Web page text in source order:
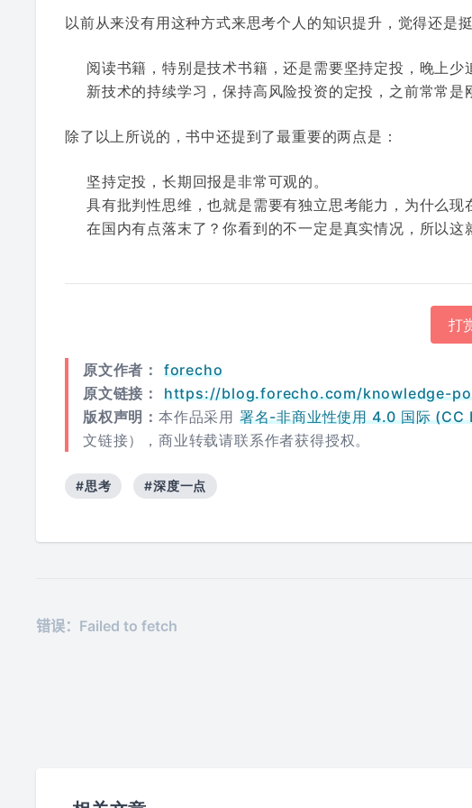
以前从来没有用这种方式来思考个人的知识提升，觉得还是
阅读书籍，特别是技术书籍，还是需要坚持定投，晚上少
新技术的持续学习，保持高风险投资的定投，之前常常是
除了以上所说的，书中还提到了最重要的两点是：
坚持定投，长期回报是非常可观的。
具有批判性思维，也就是需要有独立思考能力，为什么
在国内有点落末了？你看到的不一定是真实情况，所以这
打
原文作者：
forecho
原文链接：
https://blog.forecho.com/knowledge-
版权声明： 本作品采用 署名-非商业性使用 4.0 国际
文链接），商业转载请联系作者获得授权。
#思考
#深度一点